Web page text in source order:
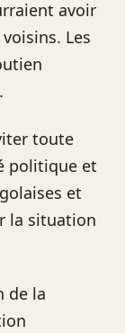
avoir
Les
toute
politique et
et
la situation
de la